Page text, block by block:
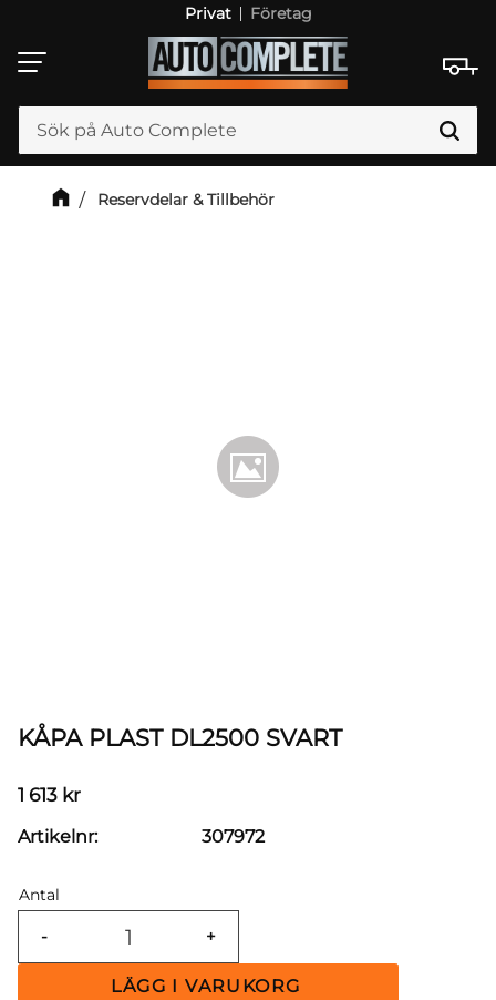
Meny
Privat Företag
Reservdelar & Tillbehör
KÅPA PLAST DL2500 SVART
1 613 kr
Antal
+
-
Artikelnr 307972